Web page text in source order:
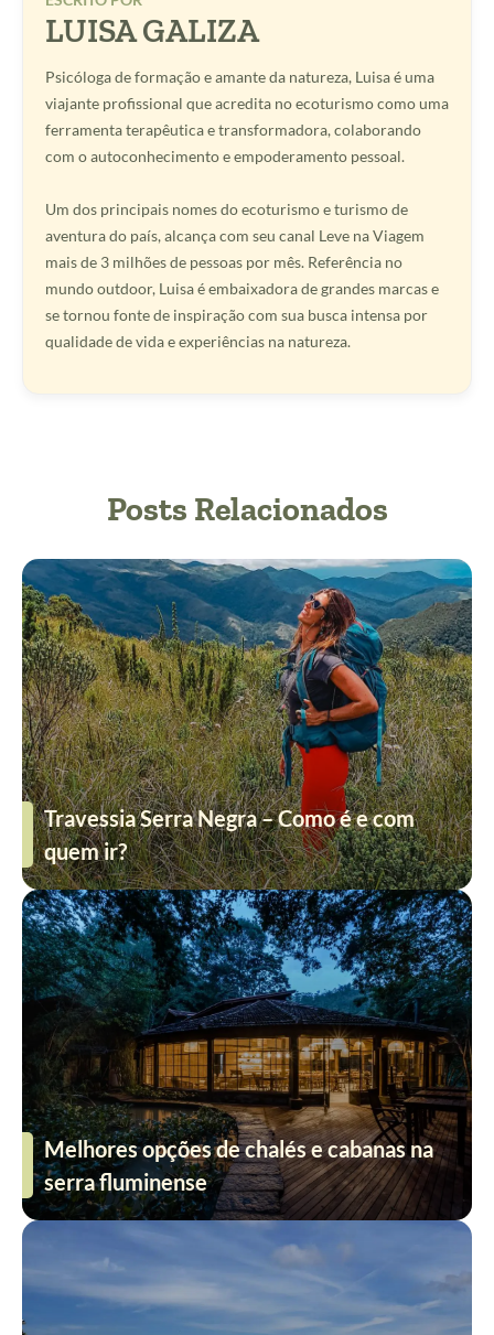
LUISA GALIZA
Psicóloga de formação e amante da natureza, Luisa é uma
viajante profissional que acredita no ecoturismo como uma
ferramenta terapêutica e transformadora, colaborando
com o autoconhecimento e empoderamento pessoal.
Um dos principais nomes do ecoturismo e turismo de
aventura do país, alcança com seu canal Leve na Viagem
mais de 3 milhões de pessoas por mês. Referência no
mundo outdoor, Luisa é embaixadora de grandes marcas e
se tornou fonte de inspiração com sua busca intensa por
qualidade de vida e experiências na natureza.
Posts Relacionados
Travessia Serra Negra – Como é e com
quem ir?
Melhores opções de chalés e cabanas na
serra fluminense